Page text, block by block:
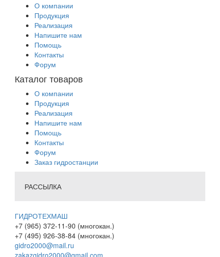
О компании
Продукция
Реализация
Напишите нам
Помощь
Контакты
Форум
Каталог товаров
О компании
Продукция
Реализация
Напишите нам
Помощь
Контакты
Форум
Заказ гидростанции
РАССЫЛКА
ГИДРОТЕХМАШ
+7 (965) 372-11-90 (многокан.)
+7 (495) 926-38-84 (многокан.)
gidro2000@mail.ru